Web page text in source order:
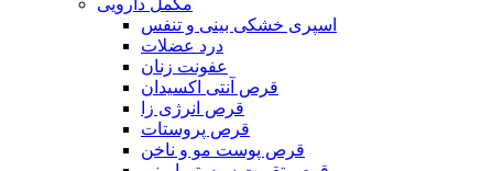
مکمل دارویی
اسپری خشکی بینی و تنفس
درد عضلات
عفونت زنان
قرص آنتی اکسیدان
قرص انرژی زا
قرص پروستات
قرص پوست مو و ناخن